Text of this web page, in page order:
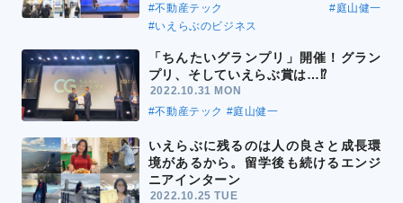
#不動産テック
#庭山健一
#いえらぶのビジネス
「ちんたいグランプリ」開催！グラン
プリ、そしていえらぶ賞は…⁉
2022.10.31 MON
#不動産テック #庭山健一
いえらぶに残るのは人の良さと成長環
境があるから。留学後も続けるエンジ
ニアインターン
2022.10.25 TUE